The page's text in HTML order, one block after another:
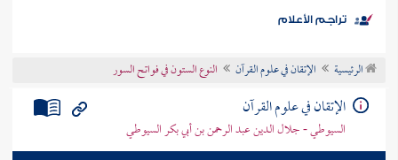
موضوعي
تراجم الأعلام
الرئيسية الإتقان في علوم القرآن النوع الستون في فواتح السور
الإتقان في علوم القرآن
السيوطي - جلال الدين عبد الرحمن بن أبي بكر السيوطي